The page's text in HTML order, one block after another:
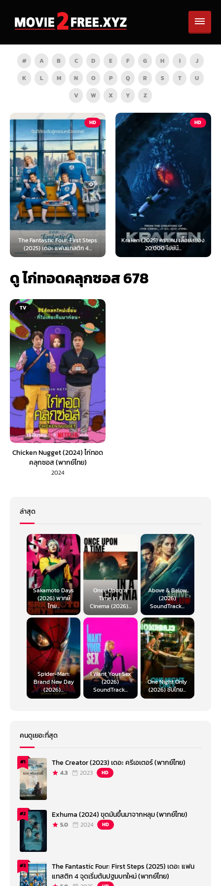
# A B C D E F G H I
J
K
L M N O P Q R S T
U
V
W X Y Z
HD
Four: First Steps
ะ แฟนแทสติก 4...
Kraken (2025) คราเคน เลื้อยสยอง
Oppenheimer
ดู ไก่ทอดคลุกซอส 678
TV
Chicken Nugget (2024) ไก่ทอด
คลุกซอส (พากย์ไทย)
2024
ล่าสุด
Sakamoto Days
(2026) พากย์
ไทย...
Once Upon a
Time in a
Cinema (2026)...
Above & Below
(2026)
SoundTrack...
Spider-Man:
Brand New Day
(2026)...
I Want Your Sex
(2026)
SoundTrack...
One Night Only
(2026) ซับไทย...
คนดูเยอะที่สุด
#1 The Creator (2023) เดอะ ครีเอเตอร์ (พากย์ไทย)
4.3 2023 HD
#2 Exhuma (2024) ขุดมันขึ้นมาจากหลุม (พากย์ไทย)
5.0 2024 HD
#3
The Fantastic Four: First Steps (2025) เดอะ แฟน
แทสติก 4 จุดเริ่มต้นปฐมบทใหม่ (พากย์ไทย)